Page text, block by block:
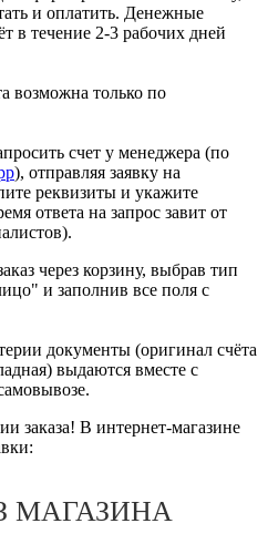
и оплатить. Денежные
в течение 2-3 рабочих дней
возможна только по
счет у менеджера (по
), отправляя заявку на
реквизиты и укажите
ответа на запрос завит от
через корзину, выбрав тип
и заполнив все поля с
документы (оригинал счёта
выдаются вместе с
заказа! В интернет-магазине
МАГАЗИНА